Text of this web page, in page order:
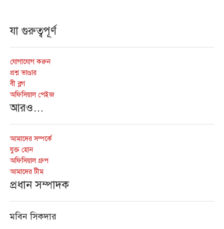
যা গুরুত্বপূর্ণ
যোগাযোগ করুন
প্রশ্ন ভাণ্ডার
বী ব্লগ
অফিসিয়াল পেইজ
আরও…
আমাদের সম্পর্কে
যুক্ত হোন
অফিসিয়াল গ্রুপ
আমাদের টীম
প্রধান সম্পাদক
মবিন সিকদার